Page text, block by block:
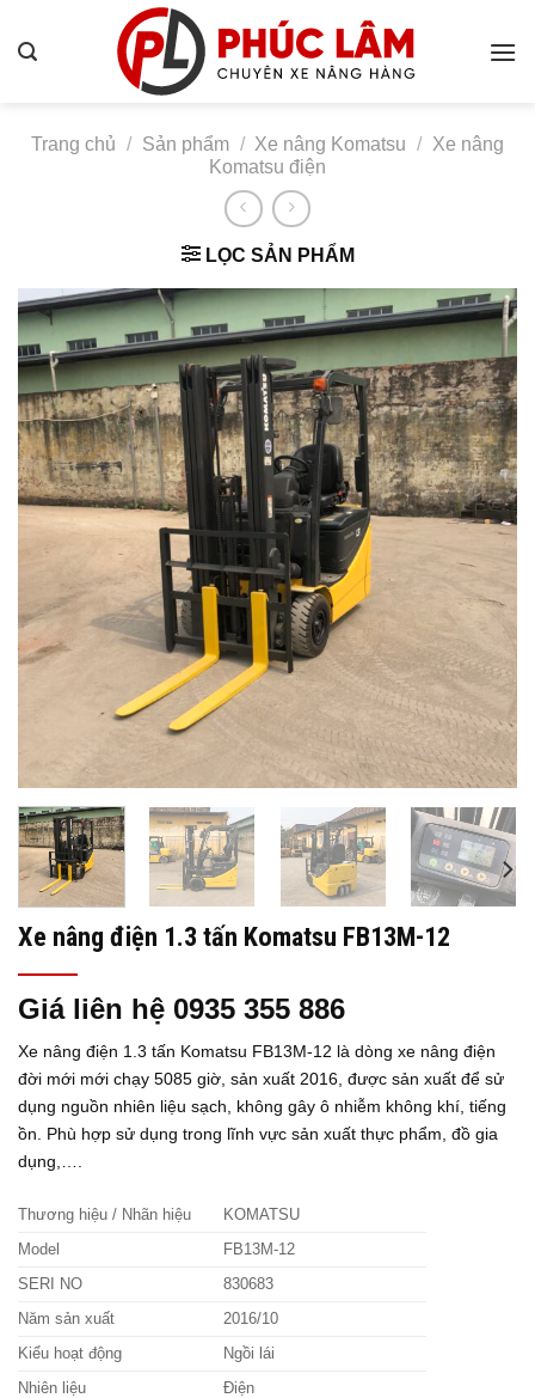
qua
Trang chủ / Sản phẩm / Xe nâng Komatsu / Xe nâng
Komatsu điện
LỌC SẢN PHẨM
Xe nâng điện 1.3 tấn Komatsu FB13M-12
Giá liên hệ 0935 355 886
Xe nâng điện 1.3 tấn Komatsu FB13M-12 là dòng xe nâng điện
đời mới mới chạy 5085 giờ, sản xuất 2016, được sản xuất để sử
dụng nguồn nhiên liệu sạch, không gây ô nhiễm không khí, tiếng
ồn. Phù hợp sử dụng trong lĩnh vực sản xuất thực phẩm, đồ gia
dụng,….
Thương hiệu / Nhãn hiệu
KOMATSU
Model
FB13M-12
SERI NO
830683
Năm sản xuất
2016/10
Kiểu hoạt động
Ngồi lái
Nhiên liệu
Điện